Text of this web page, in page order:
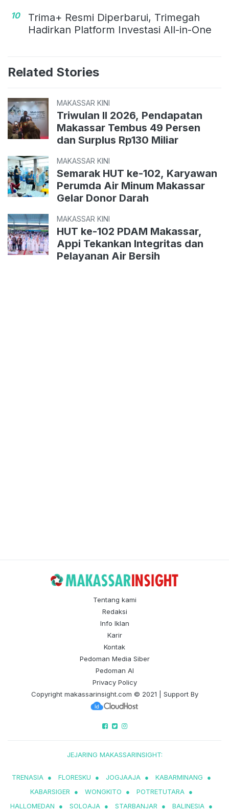
10
Trima+ Resmi Diperbarui, Trimegah
Hadirkan Platform Investasi All-in-One
Related Stories
MAKASSAR KINI
Triwulan II 2026, Pendapatan
Makassar Tembus 49 Persen
dan Surplus Rp130 Miliar
MAKASSAR KINI
Semarak HUT ke-102, Karyawan
Perumda Air Minum Makassar
Gelar Donor Darah
MAKASSAR KINI
HUT ke-102 PDAM Makassar,
Appi Tekankan Integritas dan
Pelayanan Air Bersih
Tentang kami
Redaksi
Info Iklan
Karir
Kontak
Pedoman Media Siber
Pedoman AI
Privacy Policy
Copyright makassarinsight.com © 2021 | Support By
JEJARING MAKASSARINSIGHT:
TRENASIA ● FLORESKU ● JOGJAAJA ● KABARMINANG
●
KABARSIGER ● WONGKITO ● POTRETUTARA ●
HALLOMEDAN
● SOLOAJA ● STARBANJAR ● BALINESIA ●